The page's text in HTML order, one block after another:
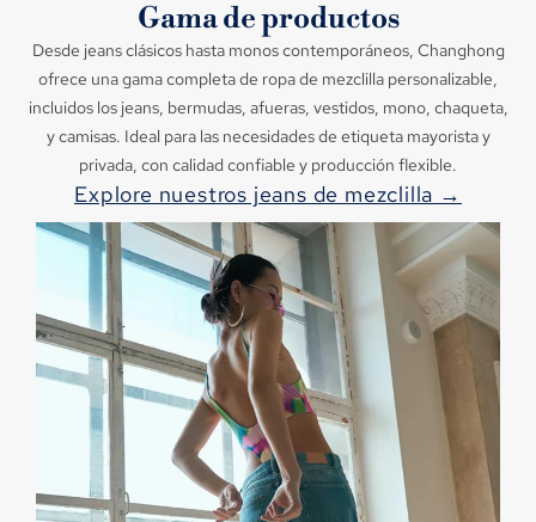
Gama de productos
Desde jeans clásicos hasta monos contemporáneos, Changhong
ofrece una gama completa de ropa de mezclilla personalizable,
incluidos los jeans, bermudas, afueras, vestidos, mono, chaqueta,
y camisas. Ideal para las necesidades de etiqueta mayorista y
privada, con calidad confiable y producción flexible.
Explore nuestros jeans de mezclilla →